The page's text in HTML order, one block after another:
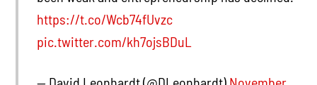
https://t.co/Wcb74fUvzc
pic.twitter.com/kh7ojsBDuL